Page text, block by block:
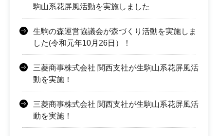
駒山系花屏風活動を実施しました
生駒の森運営協議会が森づくり活動を実施しま
した(令和元年10月26日）！
三菱商事株式会社 関西支社が生駒山系花屏風活
動を実施！
三菱商事株式会社 関西支社が生駒山系花屏風活
動を実施！